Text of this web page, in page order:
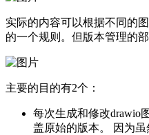
实际的内容可以根据不同的
的一个规则。但版本管理的
主要的目的有2个：
每次生成和修改drawio
盖原始的版本。 因为